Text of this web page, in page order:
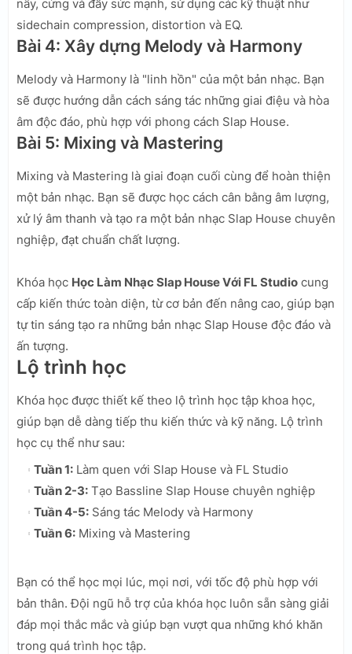
nẩy, cứng và đầy sức mạnh, sử dụng các kỹ thuật như
sidechain compression, distortion và EQ.
Bài 4: Xây dựng Melody và Harmony
Melody và Harmony là "linh hồn" của một bản nhạc. Bạn
sẽ được hướng dẫn cách sáng tác những giai điệu và hòa
âm độc đáo, phù hợp với phong cách Slap House.
Bài 5: Mixing và Mastering
Mixing và Mastering là giai đoạn cuối cùng để hoàn thiện
một bản nhạc. Bạn sẽ được học cách cân bằng âm lượng,
xử lý âm thanh và tạo ra một bản nhạc Slap House chuyên
nghiệp, đạt chuẩn chất lượng.
Khóa học Học Làm Nhạc Slap House Với FL Studio cung
cấp kiến thức toàn diện, từ cơ bản đến nâng cao, giúp bạn
tự tin sáng tạo ra những bản nhạc Slap House độc đáo và
ấn tượng.
Lộ trình học
Khóa học được thiết kế theo lộ trình học tập khoa học,
giúp bạn dễ dàng tiếp thu kiến thức và kỹ năng. Lộ trình
học cụ thể như sau:
Tuần 1: Làm quen với Slap House và FL Studio
Tuần 2-3: Tạo Bassline Slap House chuyên nghiệp
Tuần 4-5: Sáng tác Melody và Harmony
Tuần 6: Mixing và Mastering
Bạn có thể học mọi lúc, mọi nơi, với tốc độ phù hợp với
bản thân. Đội ngũ hỗ trợ của khóa học luôn sẵn sàng giải
đáp mọi thắc mắc và giúp bạn vượt qua những khó khăn
trong quá trình học tập.